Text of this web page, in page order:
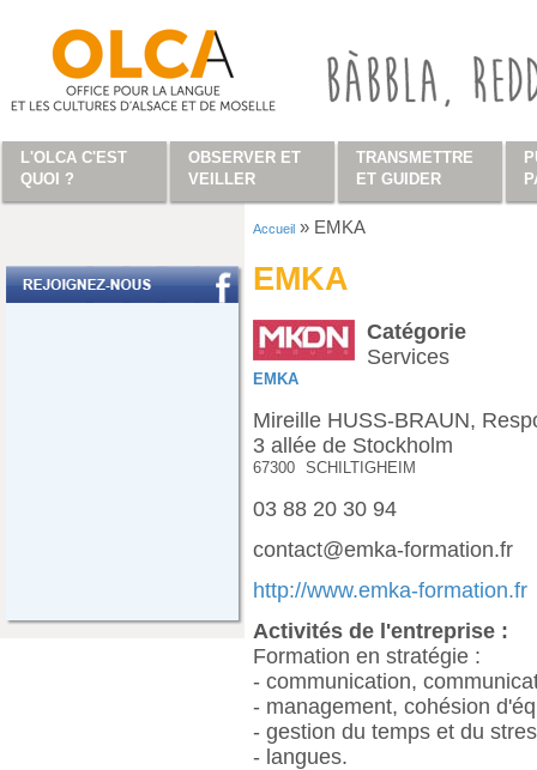
Accueil » EMKA
EMKA
Catégorie
Services
EMKA
Mireille HUSS-BRAUN,
3 allée de Stockholm
67300 SCHILTIGHEIM
03 88 20 30 94
contact@emka-formation.fr
http://www.emka-formation.fr
Activités de l'entreprise :
Formation en stratégie :
- communication,
- management, cohésion
- gestion du temps et du
- langues.
L'OLCA C'EST
QUOI ?
OBSERVER ET
VEILLER
TRANSMETTRE
ET GUIDER